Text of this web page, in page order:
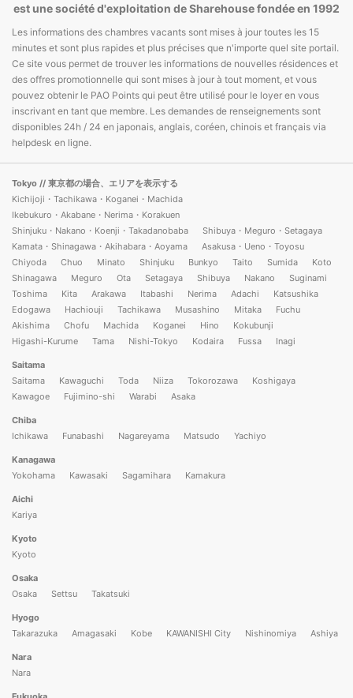
est une société d'exploitation de Sharehouse fondée en 1992
Les informations des chambres vacants sont mises à jour toutes les 15
minutes et sont plus rapides et plus précises que n'importe quel site portail.
Ce site vous permet de trouver les informations de nouvelles résidences et
des offres promotionnelle qui sont mises à jour à tout moment, et vous
pouvez obtenir le PAO Points qui peut être utilisé pour le loyer en vous
inscrivant en tant que membre. Les demandes de renseignements sont
disponibles 24h / 24 en japonais, anglais, coréen, chinois et français via
helpdesk en ligne.
Tokyo // 東京都の場合、エリアを表示する
Kichijoji・Tachikawa・Koganei・Machida
Ikebukuro・Akabane・Nerima・Korakuen
Shinjuku・Nakano・Koenji・Takadanobaba
Shibuya・Meguro・Setagaya
Kamata・Shinagawa・Akihabara・Aoyama
Asakusa・Ueno・Toyosu
Chiyoda
Chuo Minato Shinjuku Bunkyo Taito Sumida
Koto
Shinagawa
Meguro Ota Setagaya Shibuya Nakano
Suginami
Toshima
Kita Arakawa Itabashi Nerima Adachi
Katsushika
Edogawa
Hachiouji Tachikawa Musashino Mitaka
Fuchu
Akishima
Chofu Machida Koganei Hino
Kokubunji
Higashi-Kurume
Tama Nishi-Tokyo Kodaira Fussa Inagi
Saitama
Saitama
Kawaguchi Toda Niiza Tokorozawa
Koshigaya
Kawagoe
Fujimino-shi Warabi Asaka
Chiba
Ichikawa
Funabashi Nagareyama Matsudo Yachiyo
Kanagawa
Yokohama
Kawasaki Sagamihara Kamakura
Aichi
Kariya
Kyoto
Kyoto
Osaka
Osaka
Settsu Takatsuki
Hyogo
Takarazuka
Amagasaki Kobe KAWANISHI City Nishinomiya Ashiya
Nara
Nara